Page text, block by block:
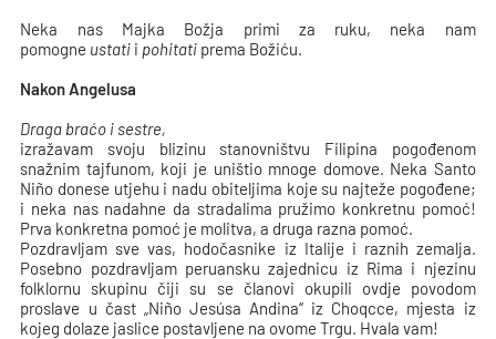
Neka nas Majka Božja primi za ruku, neka nam
pomogne ustati i pohitati prema Božiću.
Nakon Angelusa
Draga braćo i sestre,
izražavam svoju blizinu stanovništvu Filipina pogođenom
snažnim tajfunom, koji je uništio mnoge domove. Neka Santo
Niño donese utjehu i nadu obiteljima koje su najteže pogođene;
i neka nas nadahne da stradalima pružimo konkretnu pomoć!
Prva konkretna pomoć je molitva, a druga razna pomoć.
Pozdravljam sve vas, hodočasnike iz Italije i raznih zemalja.
Posebno pozdravljam peruansku zajednicu iz Rima i njezinu
folklornu skupinu čiji su se članovi okupili ovdje povodom
proslave u čast „Niño Jesúsa Andina“ iz Choqcce, mjesta iz
kojeg dolaze jaslice postavljene na ovome Trgu. Hvala vam!